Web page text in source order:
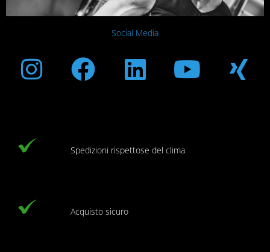
Social Media
Instagram
Facebook
Linkedin
Spedizioni rispettose del clima
Acquisto sicuro